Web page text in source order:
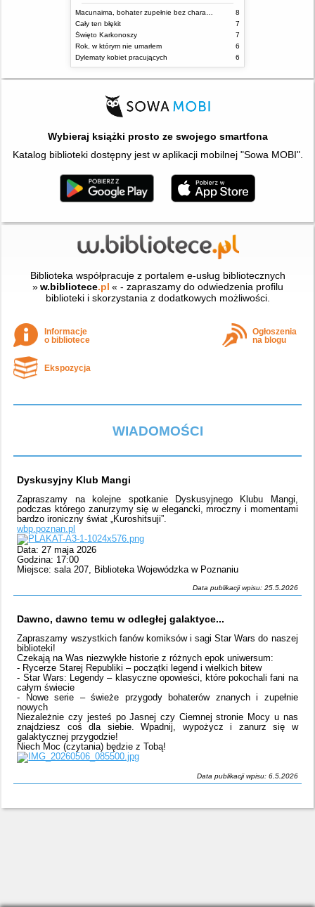
8
Cały ten błękit
7
Święto Karkonoszy
7
Rok, w którym nie umarłem
6
Dylematy kobiet pracujących
6
Wybieraj książki prosto ze swojego smartfona
Katalog biblioteki dostępny jest w aplikacji mobilnej "Sowa MOBI".
Biblioteka współpracuje z portalem e-usług bibliotecznych
» w.bibliotece.pl « - zapraszamy do odwiedzenia profilu
biblioteki i skorzystania z dodatkowych możliwości.
Informacje
o bibliotece
Ogłoszenia
na blogu
Ekspozycja
WIADOMOŚCI
Dyskusyjny Klub Mangi
Zapraszamy na kolejne spotkanie Dyskusyjnego Klubu Mangi,
podczas którego zanurzymy się w elegancki, mroczny i momentami
bardzo ironiczny świat „Kuroshitsuji”.
wbp.poznan.pl
Data: 27 maja 2026
Godzina: 17:00
Miejsce: sala 207, Biblioteka Wojewódzka w Poznaniu
Data publikacji wpisu: 25.5.2026
Dawno, dawno temu w odległej galaktyce...
Zapraszamy wszystkich fanów komiksów i sagi Star Wars do naszej
biblioteki!
Czekają na Was niezwykłe historie z różnych epok uniwersum:
- Rycerze Starej Republiki – początki legend i wielkich bitew
- Star Wars: Legendy – klasyczne opowieści, które pokochali fani na
całym świecie
- Nowe serie – świeże przygody bohaterów znanych i zupełnie
nowych
Niezależnie czy jesteś po Jasnej czy Ciemnej stronie Mocy u nas
znajdziesz coś dla siebie. Wpadnij, wypożycz i zanurz się w
galaktycznej przygodzie!
Niech Moc (czytania) będzie z Tobą!
Data publikacji wpisu: 6.5.2026